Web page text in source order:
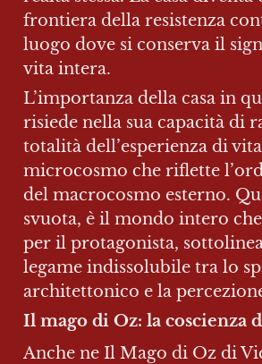
frontiera della resistenza
luogo dove si conserva il
vita intera.
L’importanza della casa in
risiede nella sua capacità di
totalità dell’esperienza di
microcosmo che riflette
del macrocosmo esterno.
svuota, è il mondo intero
per il protagonista,
legame indissolubile tra lo
architettonico e la
Il mago di Oz: la coscienza
Anche ne Il Mago di Oz di